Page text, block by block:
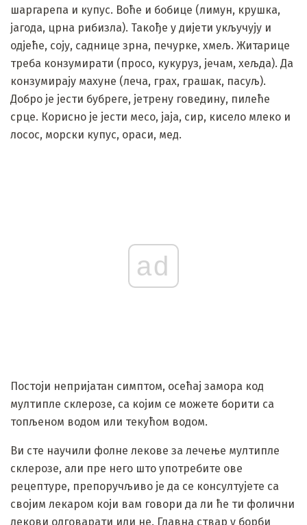
шаргарепа и купус. Воће и бобице (лимун, крушка,
јагода, црна рибизла). Такође у дијети укључују и
одјеће, соју, саднице зрна, печурке, хмељ. Житарице
треба конзумирати (просо, кукуруз, јечам, хељда). Да
конзумирају махуне (леча, грах, грашак, пасуљ).
Добро је јести бубреге, јетрену говедину, пилеће
срце. Корисно је јести месо, јаја, сир, кисело млеко и
лосос, морски купус, ораси, мед.
ad
Постоји непријатан симптом, осећај замора код
мултипле склерозе, са којим се можете борити са
топљеном водом или текућом водом.
Ви сте научили фолне лекове за лечење мултипле
склерозе, али пре него што употребите ове
рецептуре, препоручљиво је да се консултујете са
својим лекаром који вам говори да ли ће ти фолични
лекови одговарати или не. Главна ствар у борби